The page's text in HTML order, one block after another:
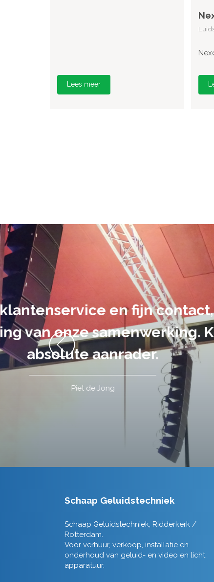
Lees meer
De
volledig uit
Schaap Geluidstechniek
Schaap Geluidstechniek, Ridderkerk /
Rotterdam.
Voor verhuur, verkoop, installatie en
onderhoud van geluid- en video en licht
apparatuur.